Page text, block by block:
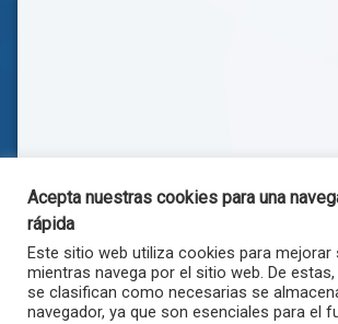
Acepta nuestras cookies para una
rápida
Este sitio web utiliza cookies para mejorar
mientras navega por el sitio web. De
se clasifican como necesarias se
navegador, ya que son esenciales para el